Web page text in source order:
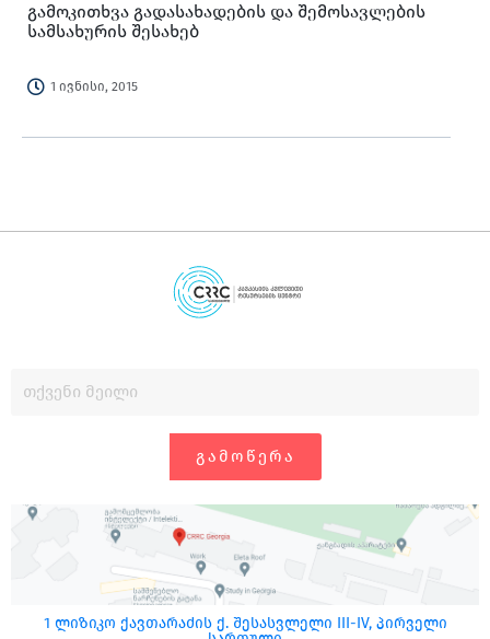
გამოკითხვა გადასახადების და შემოსავლების
სამსახურის შესახებ
1 ივნისი, 2015
ᲒᲐᲛᲝᲬᲔᲠᲐ
1 ლიზიკო ქავთარაძის ქ. შესასვლელი III-IV, პირველი